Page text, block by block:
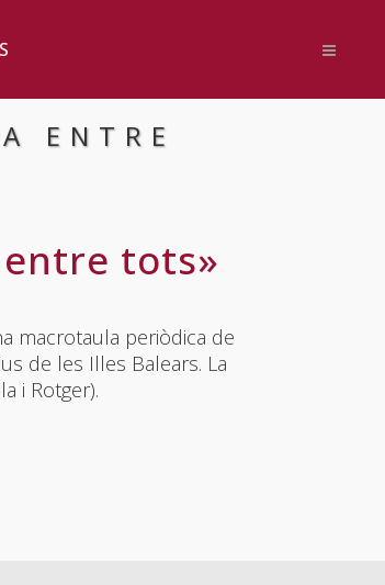
ENTRE
entre tots»
macrotaula periòdica de
de les Illes Balears. La
i Rotger).